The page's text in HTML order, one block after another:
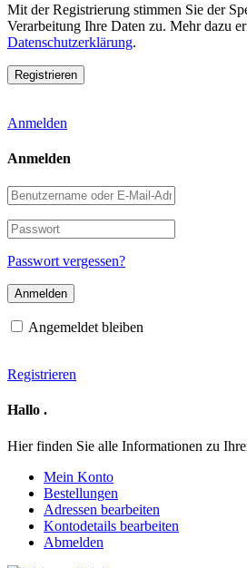
Mit der Registrierung stimmen Sie der
Verarbeitung Ihre Daten zu. Mehr dazu
Datenschutzerklärung.
Anmelden
Anmelden
Benutzername
oder
E-
Mail-
Adresse
Passwort
Passwort vergessen?
Angemeldet bleiben
Registrieren
Hallo .
Hier finden Sie alle Informationen zu
Mein Konto
Bestellungen
Adressen bearbeiten
Kontodetails bearbeiten
Abmelden